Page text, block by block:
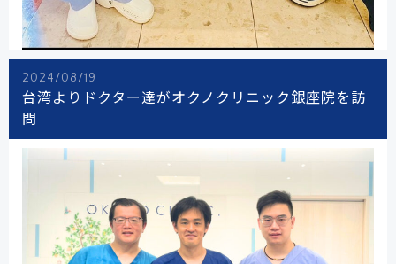
2024/08/19
台湾よりドクター達がオクノクリニック銀座院を訪
問